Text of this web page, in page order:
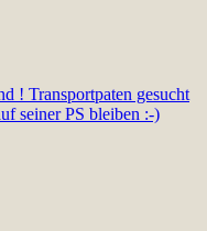
! Transportpaten gesucht
seiner PS bleiben :-)